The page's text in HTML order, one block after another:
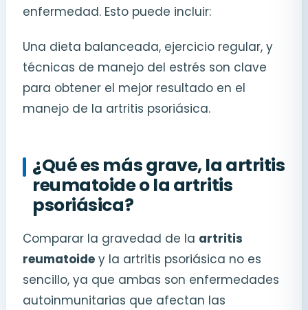
enfermedad. Esto puede incluir:
Una dieta balanceada, ejercicio regular, y
técnicas de manejo del estrés son clave
para obtener el mejor resultado en el
manejo de la artritis psoriásica.
¿Qué es más grave, la artritis
reumatoide o la artritis
psoriásica?
Comparar la gravedad de la artritis
reumatoide y la artritis psoriásica no es
sencillo, ya que ambas son enfermedades
autoinmunitarias que afectan las